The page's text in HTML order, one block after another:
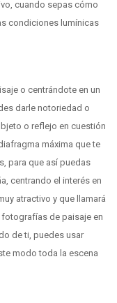
cuando sepas cómo
condiciones lumínicas
o centrándote en un
darle notoriedad o
o reflejo en cuestión
máxima que te
para que así puedas
centrando el interés en
atractivo y que llamará
fotografías de paisaje en
de ti, puedes usar
modo toda la escena